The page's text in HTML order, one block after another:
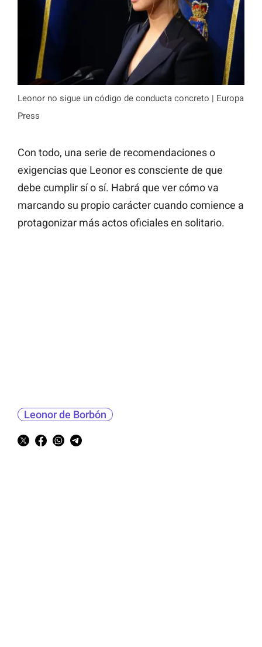
Leonor no sigue un código de conducta concreto | Europa
Press
Con todo, una serie de recomendaciones o
exigencias que Leonor es consciente de que
debe cumplir sí o sí. Habrá que ver cómo va
marcando su propio carácter cuando comience a
protagonizar más actos oficiales en solitario.
Leonor de Borbón